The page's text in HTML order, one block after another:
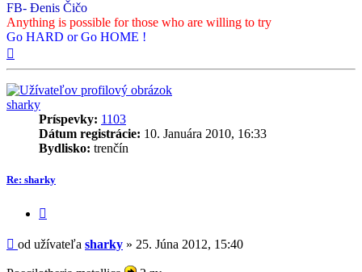
FB- Đenis Čičo
Anything is possible for those who are willing to try
Go HARD or Go HOME !
sharky
Príspevky: 1103
Dátum registrácie: 10. Januára 2010, 16:33
Bydlisko: trenčín
Re: sharky
Príspevok
od užívateľa sharky » 25. Júna 2012, 15:40